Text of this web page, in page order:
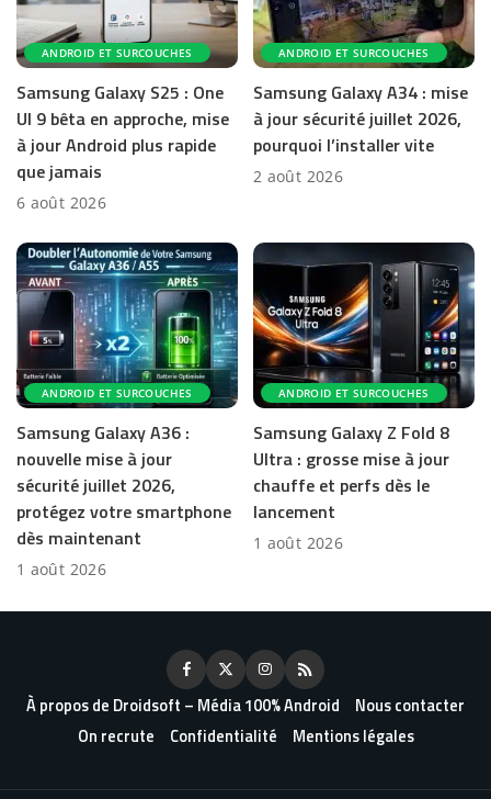
ANDROID ET SURCOUCHES
Samsung Galaxy S25 : One
UI 9 bêta en approche, mise
à jour Android plus rapide
que jamais
6 août 2026
ANDROID ET SURCOUCHES
Samsung Galaxy A34 : mise
à jour sécurité juillet 2026,
pourquoi l’installer vite
2 août 2026
ANDROID ET SURCOUCHES
Samsung Galaxy A36 :
nouvelle mise à jour
sécurité juillet 2026,
protégez votre smartphone
dès maintenant
1 août 2026
ANDROID ET SURCOUCHES
Samsung Galaxy Z Fold 8
Ultra : grosse mise à jour
chauffe et perfs dès le
lancement
1 août 2026
À propos de Droidsoft – Média 100% Android
Nous contacter
On recrute
Confidentialité Mentions légales